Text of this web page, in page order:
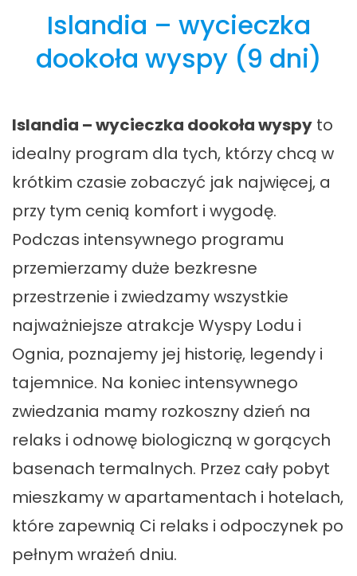
Islandia – wycieczka
dookoła wyspy (9 dni)
Islandia – wycieczka dookoła wyspy to
idealny program dla tych, którzy chcą w
krótkim czasie zobaczyć jak najwięcej, a
przy tym cenią komfort i wygodę.
Podczas intensywnego programu
przemierzamy duże bezkresne
przestrzenie i zwiedzamy wszystkie
najważniejsze atrakcje Wyspy Lodu i
Ognia, poznajemy jej historię, legendy i
tajemnice. Na koniec intensywnego
zwiedzania mamy rozkoszny dzień na
relaks i odnowę biologiczną w gorących
basenach termalnych. Przez cały pobyt
mieszkamy w apartamentach i hotelach,
które zapewnią Ci relaks i odpoczynek po
pełnym wrażeń dniu.